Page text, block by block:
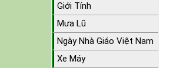
Giới Tính
Mưa Lũ
Ngày Nhà Giáo Việt Nam
Xe Máy